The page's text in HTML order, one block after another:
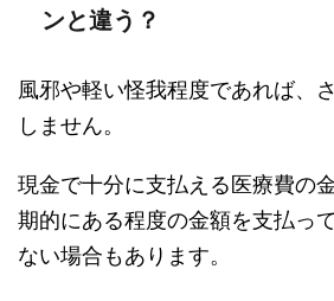
ンと違う？
風邪や軽い怪我程度であれば、
しません。
現金で十分に支払える医療費の
期的にある程度の金額を支払っ
ない場合もあります。